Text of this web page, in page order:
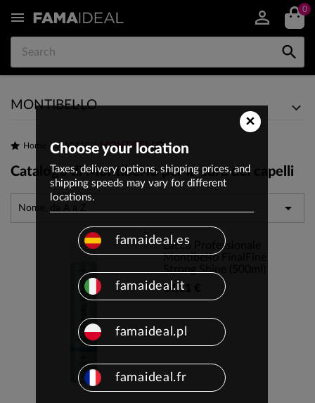
 0

MONTIBEL·LO
Home MARCHI MONTIBEL·LO
Catalogo di Montibel·lo per la cura dei capelli
Nome, da A a Z 
Lacca Professionale
Montibel·lo FinalFine
14,11 €
×
Choose your location
Taxes, delivery options, shipping prices, and
shipping speeds may vary for different
locations.
famaideal.es
famaideal.it
famaideal.pl
famaideal.fr